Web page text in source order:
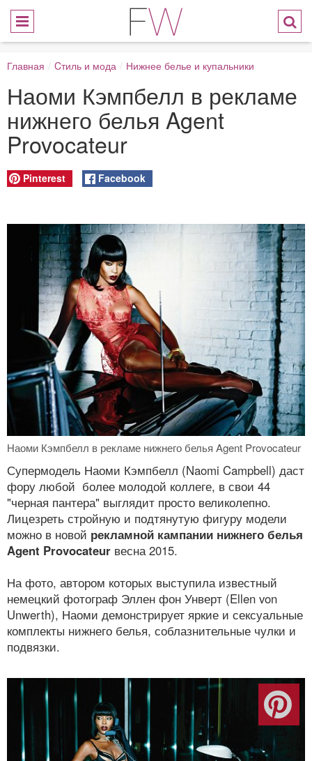
Главная / Cтиль и мода / Нижнее белье и купальники
Наоми Кэмпбелл в рекламе
нижнего белья Agent
Provocateur
Pinterest Facebook
Наоми Кэмпбелл в рекламе нижнего белья Agent Provocateur
Супермодель Наоми Кэмпбелл (Naomi Campbell) даст
фору любой более молодой коллеге, в свои 44
"черная пантера" выглядит просто великолепно.
Лицезреть стройную и подтянутую фигуру модели
можно в новой рекламной кампании нижнего белья
Agent Provocateur весна 2015.
На фото, автором которых выступила известный
немецкий фотограф Эллен фон Унверт (Ellen von
Unwerth), Наоми демонстрирует яркие и сексуальные
комплекты нижнего белья, соблазнительные чулки и
подвязки.